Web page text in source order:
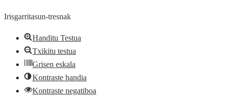
Irisgarritasun-tresnak
Handitu Testua
Txikitu testua
Grisen eskala
Kontraste handia
Kontraste negatiboa